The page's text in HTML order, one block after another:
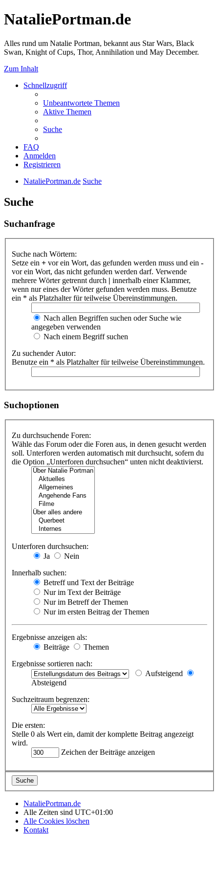
NataliePortman.de
Alles rund um Natalie Portman, bekannt aus Star Wars, Black
Swan, Knight of Cups, Thor, Annihilation und May December.
Zum Inhalt
Schnellzugriff
Unbeantwortete Themen
Aktive Themen
Suche
FAQ
Anmelden
Registrieren
NataliePortman.de Suche
Suche
Suchanfrage
Suche nach Wörtern:
Setze ein + vor ein Wort, das gefunden werden muss und ein -
vor ein Wort, das nicht gefunden werden darf. Verwende
mehrere Wörter getrennt durch | innerhalb einer Klammer,
wenn nur eines der Wörter gefunden werden muss. Benutze
ein * als Platzhalter für teilweise Übereinstimmungen.
Nach allen Begriffen suchen oder Suche wie
angegeben verwenden
Nach einem Begriff suchen
Zu suchender Autor:
Benutze ein * als Platzhalter für teilweise Übereinstimmungen.
Suchoptionen
Zu durchsuchende Foren:
Wähle das Forum oder die Foren aus, in denen gesucht werden
soll. Unterforen werden automatisch mit durchsucht, sofern du
die Option „Unterforen durchsuchen“ unten nicht deaktivierst.
Unterforen durchsuchen:
Ja
Nein
Innerhalb suchen:
Betreff und Text der Beiträge
Nur im Text der Beiträge
Nur im Betreff der Themen
Nur im ersten Beitrag der Themen
Ergebnisse anzeigen als:
Beiträge
Themen
Ergebnisse sortieren nach:
Aufsteigend
Absteigend
Suchzeitraum begrenzen:
Die ersten:
Stelle 0 als Wert ein, damit der komplette Beitrag angezeigt
wird.
Zeichen der Beiträge anzeigen
NataliePortman.de
Alle Zeiten sind UTC+01:00
Alle Cookies löschen
Kontakt